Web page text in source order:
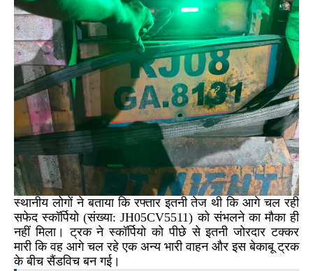
स्थानीय लोगों ने बताया कि रफ्तार इतनी तेज थी कि आगे चल रही
सफेद स्कॉर्पियो (संख्या: JH05CV5511) को संभलने का मौका ही
नहीं मिला। ट्रक ने स्कॉर्पियो को पीछे से इतनी जोरदार टक्कर
मारी कि वह आगे चल रहे एक अन्य भारी वाहन और इस बेकाबू ट्रक
के बीच सैंडविच बन गई।